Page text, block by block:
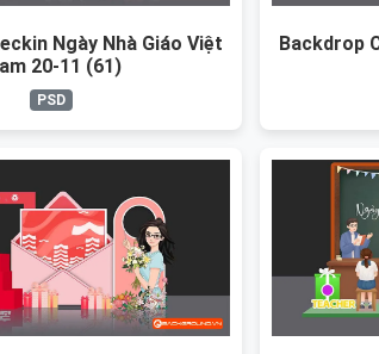
Ngày Nhà Giáo Việt
20-11 (61)
PSD
Backdrop